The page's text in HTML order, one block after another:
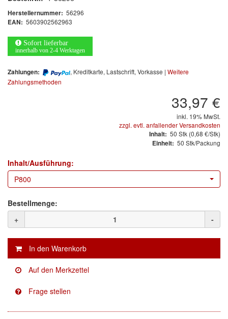
Arbeitsschutz
Luftfilter
Restposten
Colad
E-D
(1)
EVERCOAT
(2)
Facdos
Herstellernummer: 56296
EAN: 5603902562963
Sofort lieferbar
innerhalb von 2-4 Werktagen
Zahlungen: , Kreditkarte, Lastschrift, Vorkasse | Weitere
Zahlungsmethoden
33,97 €
inkl. 19% MwSt.
zzgl. evtl. anfallender Versandkosten
Inhalt: 50 Stk (0,68 €/Stk)
Einheit: 50 Stk/Packung
Inhalt/Ausführung:
P800
Bestellmenge:
+
-